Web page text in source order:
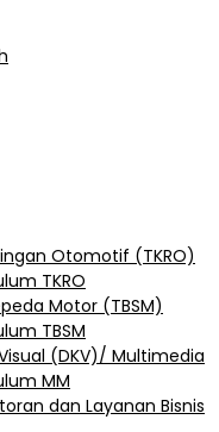
Otomotif (TKRO)
TKRO
Motor (TBSM)
TBSM
(DKV)/ Multimedia
MM
dan Layanan Bisnis